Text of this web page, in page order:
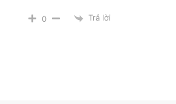
0 Trả lời